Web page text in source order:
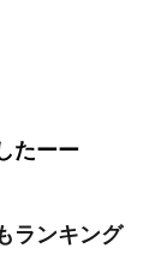
たーー
ランキング